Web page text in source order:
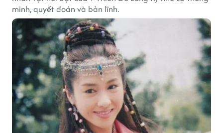
minh, quyết đoán và bản lĩnh.